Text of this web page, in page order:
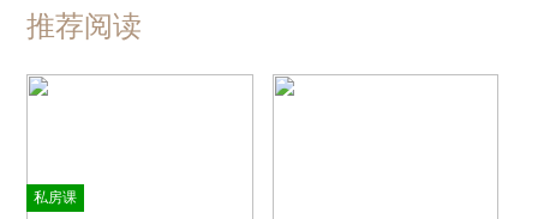
推荐阅读
私房课